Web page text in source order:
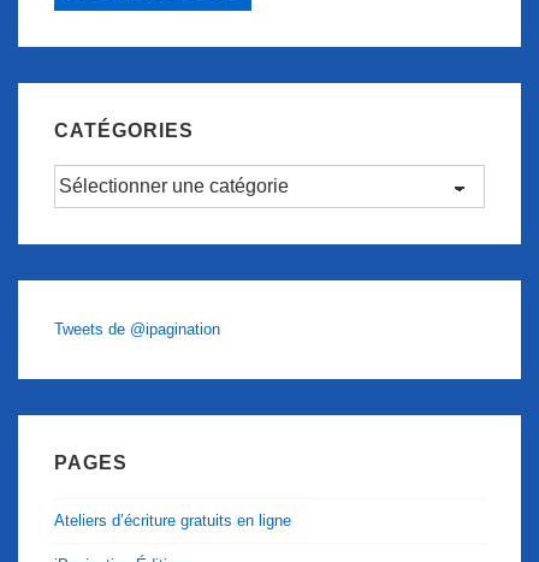
CATÉGORIES
Catégories
Tweets de @ipagination
PAGES
Ateliers d’écriture gratuits en ligne